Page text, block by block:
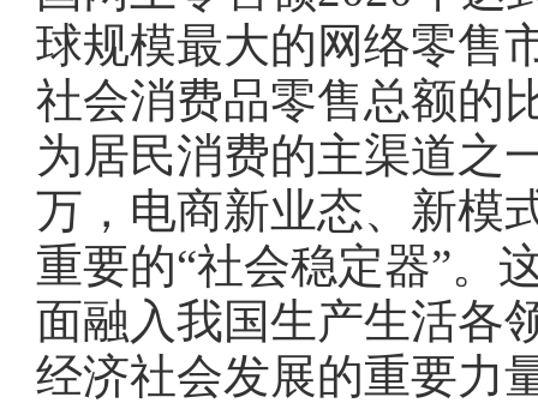
球规模最大的网络零售
社会消费品零售总额的
为居民消费的主渠道之
万，电商新业态、新模
重要的“社会稳定器”。
面融入我国生产生活各
经济社会发展的重要力